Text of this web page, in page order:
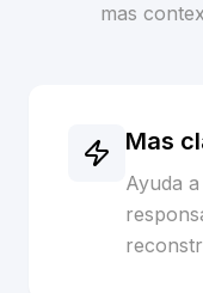
mas
Mas
Ayuda